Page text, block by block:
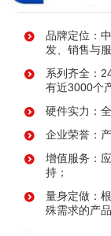
品牌定位：
发、销售与服
系列齐全：
有近3000个
硬件实力：
企业荣誉：
增值服务：
持；
量身定做：
殊需求的产品